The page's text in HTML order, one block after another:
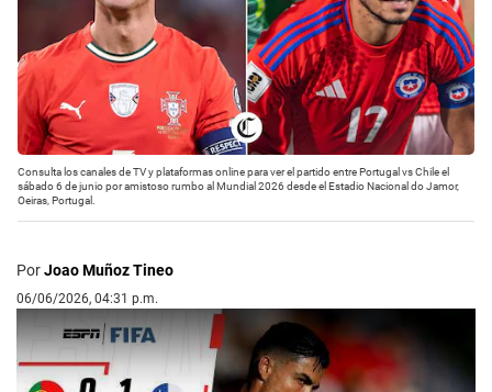
Consulta los canales de TV y plataformas online para ver el partido entre Portugal vs Chile el
sábado 6 de junio por amistoso rumbo al Mundial 2026 desde el Estadio Nacional do Jamor,
Oeiras, Portugal.
PorJoao Muñoz Tineo
06/06/2026, 04:31 p.m.